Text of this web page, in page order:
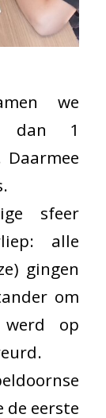
we
dan 1
sfeer
alle
gingen
om
op
de eerste